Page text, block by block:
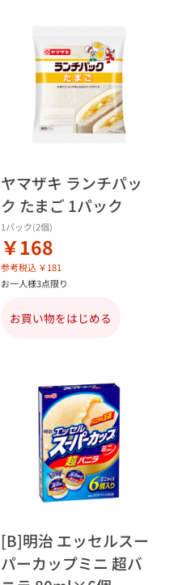
ヤマザキ ランチパッ
ク たまご 1パック
1パック(2個)
￥168
参考税込 ￥181
お一人様3点限り
お買い物をはじめる
[B]明治 エッセルスー
パーカップミニ 超バ